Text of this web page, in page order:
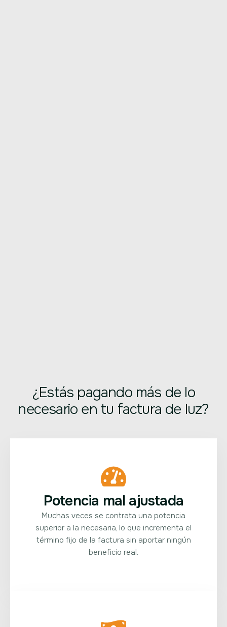
¿Estás pagando más de lo
necesario en tu factura de luz?
Potencia mal ajustada
Muchas veces se contrata una potencia
superior a la necesaria, lo que incrementa el
término fijo de la factura sin aportar ningún
beneficio real.